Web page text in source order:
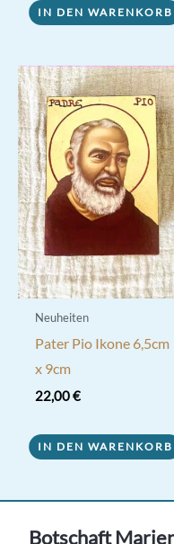
IN DEN WARENKORB
Neuheiten
Pater Pio Ikone 6,5cm
x 9cm
22,00€
IN DEN WARENKORB
Botschaft